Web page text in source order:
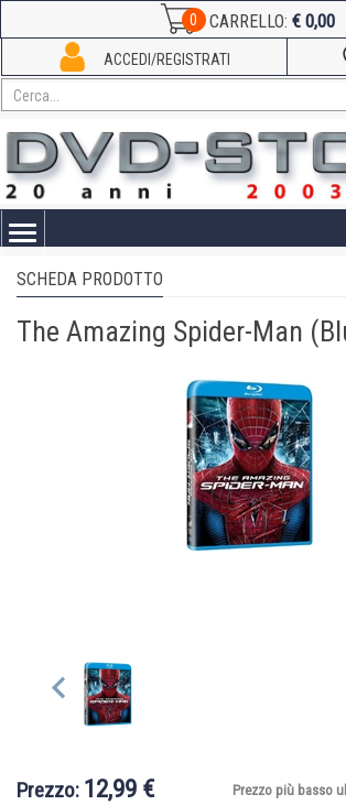
0 CARRELLO: € 0,00
ACCEDI/REGISTRATI
Toggle
SCHEDA PRODOTTO
The Amazing Spider-Man
Prezzo: 12,99 € Prezzo più basso